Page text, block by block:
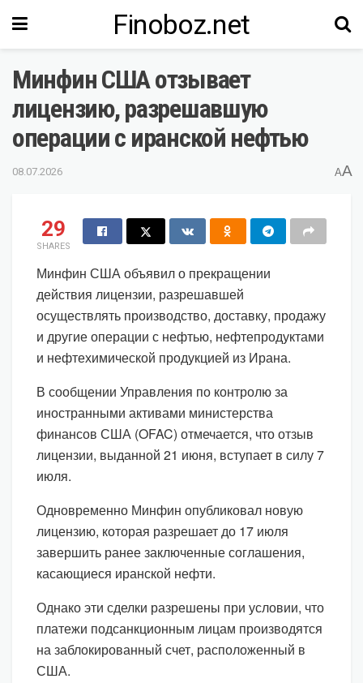
Finoboz.net
Минфин США отзывает
лицензию, разрешавшую
операции с иранской нефтью
08.07.2026 AA
29
SHARES
Минфин США объявил о прекращении
действия лицензии, разрешавшей
осуществлять производство, доставку, продажу
и другие операции с нефтью, нефтепродуктами
и нефтехимической продукцией из Ирана.
В сообщении Управления по контролю за
иностранными активами министерства
финансов США (OFAC) отмечается, что отзыв
лицензии, выданной 21 июня, вступает в силу 7
июля.
Одновременно Минфин опубликовал новую
лицензию, которая разрешает до 17 июля
завершить ранее заключенные соглашения,
касающиеся иранской нефти.
Однако эти сделки разрешены при условии, что
платежи подсанкционным лицам производятся
на заблокированный счет, расположенный в
США.